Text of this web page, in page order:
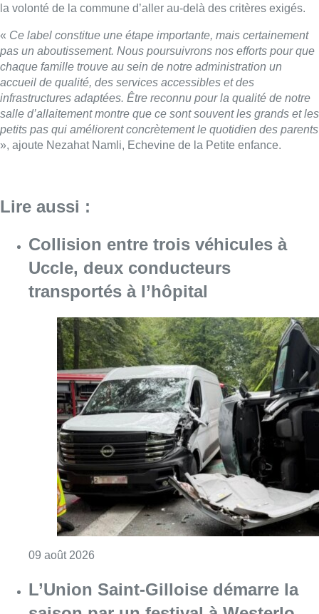
la volonté de la commune d’aller au-delà des critères exigés.
« Ce label constitue une étape importante, mais certainement
pas un aboutissement. Nous poursuivrons nos efforts pour que
chaque famille trouve au sein de notre administration un
accueil de qualité, des services accessibles et des
infrastructures adaptées. Être reconnu pour la qualité de notre
salle d’allaitement montre que ce sont souvent les grands et les
petits pas qui améliorent concrètement le quotidien des parents
», ajoute Nezahat Namli, Echevine de la Petite enfance.
Lire aussi :
Collision entre trois véhicules à
Uccle, deux conducteurs
transportés à l’hôpital
09 août 2026
L’Union Saint-Gilloise démarre la